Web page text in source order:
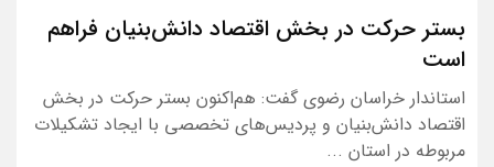
بستر حرکت در بخش اقتصاد دانش‌بنیان فراهم
است
استاندار خراسان رضوی گفت: هم‌اکنون بستر حرکت در بخش
اقتصاد دانش‌بنیان و پردیس‌های تخصصی با ایجاد تشکیلات
مربوطه در استان ...